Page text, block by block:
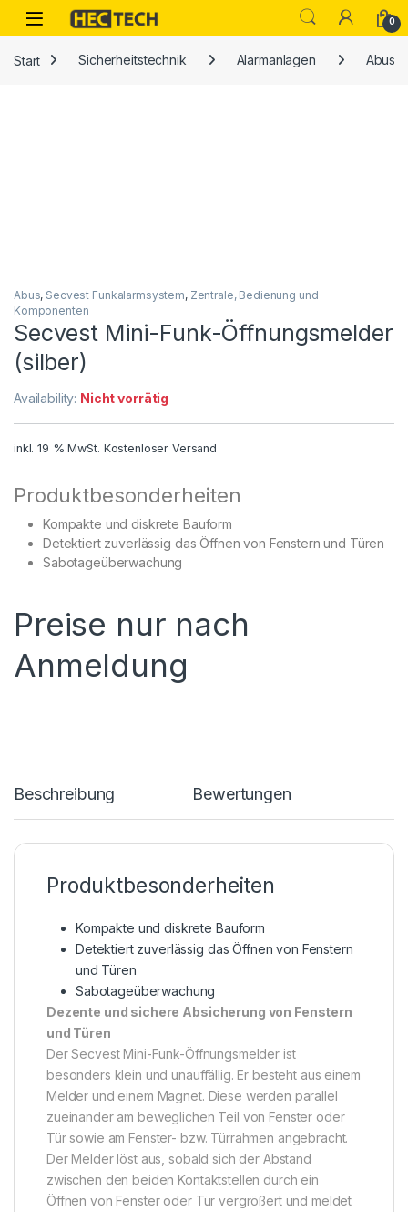
Open 0
Start Sicherheitstechnik Alarmanlagen Abus
Abus, Secvest Funkalarmsystem, Zentrale, Bedienung und
Komponenten
Secvest Mini-Funk-Öffnungsmelder
(silber)
Availability: Nicht vorrätig
inkl. 19 % MwSt. Kostenloser Versand
Produktbesonderheiten
Kompakte und diskrete Bauform
Detektiert zuverlässig das Öffnen von Fenstern und Türen
Sabotageüberwachung
Preise nur nach
Anmeldung
Beschreibung Bewertungen
Produktbesonderheiten
Kompakte und diskrete Bauform
Detektiert zuverlässig das Öffnen von Fenstern
und Türen
Sabotageüberwachung
Dezente und sichere Absicherung von Fenstern
und Türen
Der Secvest Mini-Funk-Öffnungsmelder ist
besonders klein und unauffällig. Er besteht aus einem
Melder und einem Magnet. Diese werden parallel
zueinander am beweglichen Teil von Fenster oder
Tür sowie am Fenster- bzw. Türrahmen angebracht.
Der Melder löst aus, sobald sich der Abstand
zwischen den beiden Kontaktstellen durch ein
Öffnen von Fenster oder Tür vergrößert und meldet